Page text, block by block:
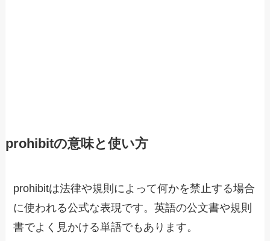
prohibitの意味と使い方
prohibitは法律や規則によって何かを禁止する場合
に使われる公式な表現です。英語の公文書や規則
書でよく見かける単語でもあります。